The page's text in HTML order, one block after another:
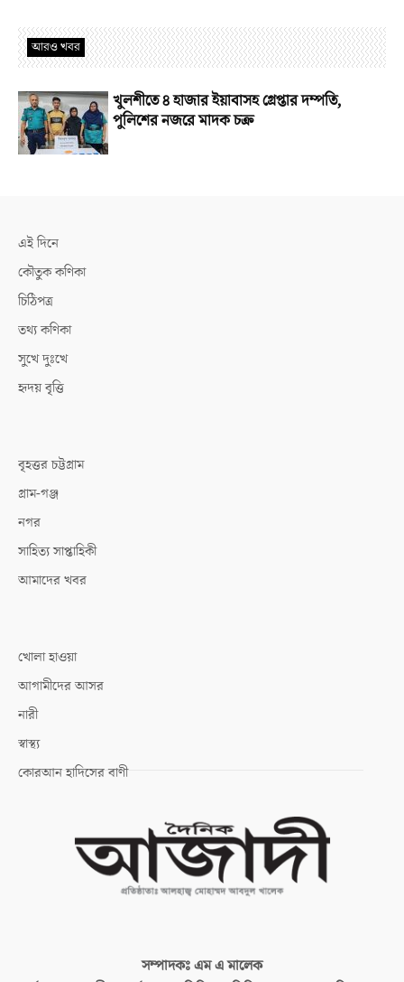
আরও খবর
খুলশীতে ৪ হাজার ইয়াবাসহ গ্রেপ্তার দম্পতি,
পুলিশের নজরে মাদক চক্র
এই দিনে
কৌতুক কণিকা
চিঠিপত্র
তথ্য কণিকা
সুখে দুঃখে
হৃদয় বৃত্তি
বৃহত্তর চট্টগ্রাম
গ্রাম-গঞ্জ
নগর
সাহিত্য সাপ্তাহিকী
আমাদের খবর
খোলা হাওয়া
আগামীদের আসর
নারী
স্বাস্থ্য
কোরআন হাদিসের বাণী
সম্পাদকঃএম এ মালেক